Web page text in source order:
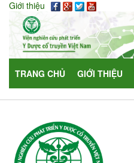
Giới thiệu
TRANG CHỦ GIỚI THIỆU